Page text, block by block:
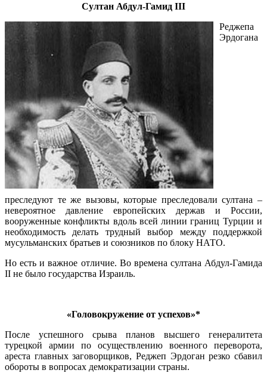
Султан Абдул-Гамид III
Реджепа
Эрдогана
преследуют те же вызовы, которые преследовали султана –
невероятное давление европейских держав и России,
вооруженные конфликты вдоль всей линии границ Турции и
необходимость делать трудный выбор между поддержкой
мусульманских братьев и союзников по блоку НАТО.
Но есть и важное отличие. Во времена султана Абдул-Гамида
II не было государства Израиль.
«Головокружение от успехов»*
После успешного срыва планов высшего генералитета
турецкой армии по осуществлению военного переворота,
ареста главных заговорщиков, Реджеп Эрдоган резко сбавил
обороты в вопросах демократизации страны.